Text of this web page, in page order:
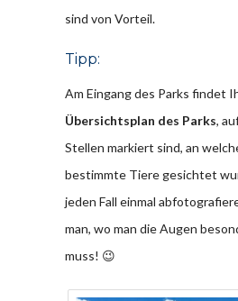
sind von Vorteil.
Tipp:
Am Eingang des Parks findet
Übersichtsplan des Parks,
Stellen markiert sind, an
bestimmte Tiere gesichtet
jeden Fall einmal
man, wo man die Augen
muss! 😉